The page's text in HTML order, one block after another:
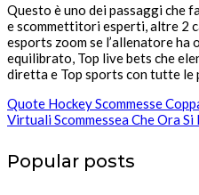
Questo è uno dei passaggi che
e scommettitori esperti, altre 2
esports zoom se l’allenatore
equilibrato, Top live bets che
diretta e Top sports con tutte le
Quote Hockey Scommesse
Virtuali Scommessea Che Ora
Popular posts